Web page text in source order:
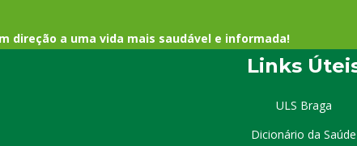
direção a uma vida mais saudável e informada!
Links
ULS Braga
Dicionário da Saúde